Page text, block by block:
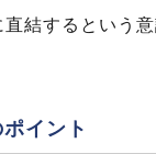
結するという
イント